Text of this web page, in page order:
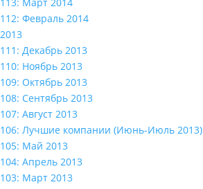
112: Февраль 2014
2013
111: Декабрь 2013
110: Ноябрь 2013
109: Октябрь 2013
108: Сентябрь 2013
107: Август 2013
106: Лучшие компании (Июнь-Июль 2013)
105: Май 2013
104: Апрель 2013
103: Март 2013